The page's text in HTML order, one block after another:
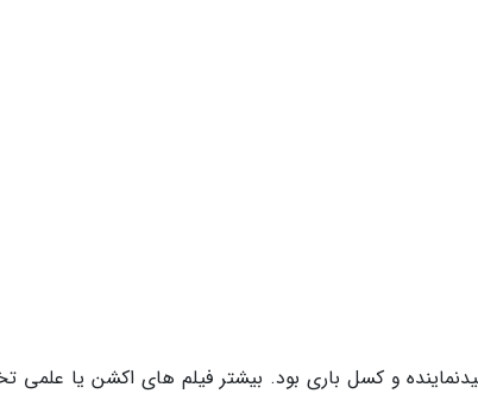
های علمی تخیلی سال 2020 سال ناامیدنماینده و کسل باری بود. بیشتر فیلم های اکشن یا